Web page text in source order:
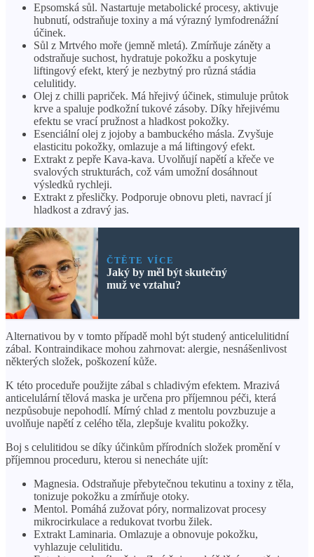
Epsomská sůl. Nastartuje metabolické procesy, aktivuje
hubnutí, odstraňuje toxiny a má výrazný lymfodrenážní
účinek.
Sůl z Mrtvého moře (jemně mletá). Zmírňuje záněty a
odstraňuje suchost, hydratuje pokožku a poskytuje
liftingový efekt, který je nezbytný pro různá stádia
celulitidy.
Olej z chilli papriček. Má hřejivý účinek, stimuluje průtok
krve a spaluje podkožní tukové zásoby. Díky hřejivému
efektu se vrací pružnost a hladkost pokožky.
Esenciální olej z jojoby a bambuckého másla. Zvyšuje
elasticitu pokožky, omlazuje a má liftingový efekt.
Extrakt z pepře Kava-kava. Uvolňují napětí a křeče ve
svalových strukturách, což vám umožní dosáhnout
výsledků rychleji.
Extrakt z přesličky. Podporuje obnovu pleti, navrací jí
hladkost a zdravý jas.
ČTĚTE VÍCE
Jaký by měl být skutečný
muž ve vztahu?
Alternativou by v tomto případě mohl být studený anticelulitidní
zábal. Kontraindikace mohou zahrnovat: alergie, nesnášenlivost
některých složek, poškození kůže.
K této proceduře použijte zábal s chladivým efektem. Mrazivá
anticelulární tělová maska ​​je určena pro příjemnou péči, která
nezpůsobuje nepohodlí. Mírný chlad z mentolu povzbuzuje a
uvolňuje napětí z celého těla, zlepšuje kvalitu pokožky.
Boj s celulitidou se díky účinkům přírodních složek promění v
příjemnou proceduru, kterou si nenecháte ujít:
Magnesia. Odstraňuje přebytečnou tekutinu a toxiny z těla,
tonizuje pokožku a zmírňuje otoky.
Mentol. Pomáhá zužovat póry, normalizovat procesy
mikrocirkulace a redukovat tvorbu žilek.
Extrakt Laminaria. Omlazuje a obnovuje pokožku,
vyhlazuje celulitidu.